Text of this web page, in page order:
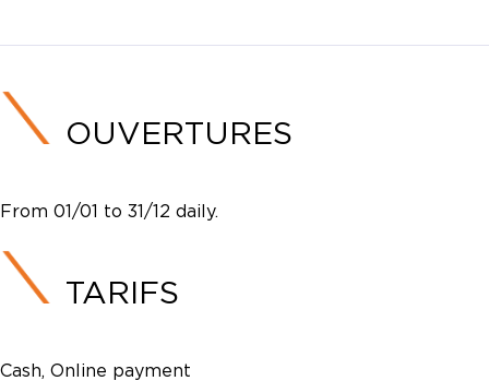
OUVERTURES
From 01/01 to 31/12 daily.
TARIFS
Cash, Online payment